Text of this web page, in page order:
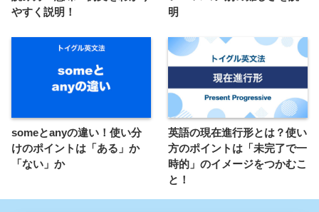
やすく説明！
明
someとanyの違い！使い分
けのポイントは「ある」か
「ない」か
英語の現在進行形とは？使い
方のポイントは「未完了で一
時的」のイメージをつかむこ
と！